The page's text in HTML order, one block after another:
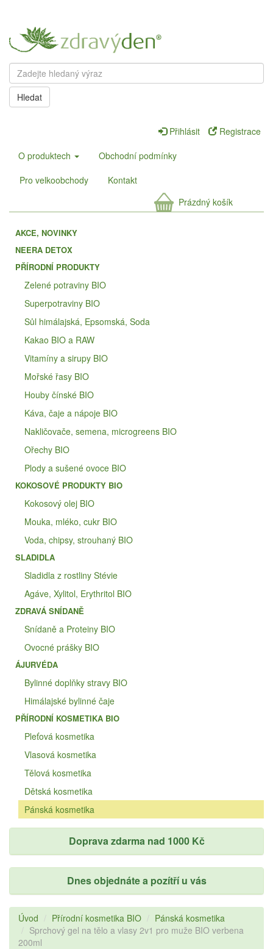
Hledat
Přihlásit
Registrace
O produktech
Obchodní podmínky
Pro velkoobchody
Kontakt
Prázdný košík
AKCE, NOVINKY
NEERA DETOX
PŘÍRODNÍ PRODUKTY
Zelené potraviny BIO
Superpotraviny BIO
Sůl himálajská, Epsomská, Soda
Kakao BIO a RAW
Vitamíny a sirupy BIO
Mořské řasy BIO
Houby čínské BIO
Káva, čaje a nápoje BIO
Nakličovače, semena, microgreens BIO
Ořechy BIO
Plody a sušené ovoce BIO
KOKOSOVÉ PRODUKTY BIO
Kokosový olej BIO
Mouka, mléko, cukr BIO
Voda, chipsy, strouhaný BIO
SLADIDLA
Sladidla z rostliny Stévie
Agáve, Xylitol, Erythritol BIO
ZDRAVÁ SNÍDANĚ
Snídaně a Proteiny BIO
Ovocné prášky BIO
ÁJURVÉDA
Bylinné doplňky stravy BIO
Himálajské bylinné čaje
PŘÍRODNÍ KOSMETIKA BIO
Pleťová kosmetika
Vlasová kosmetika
Tělová kosmetika
Dětská kosmetika
Pánská kosmetika
Doprava zdarma nad 1000 Kč
Dnes objednáte a pozítří u vás
Úvod Přírodní kosmetika BIO
Pánská kosmetika
Sprchový gel na tělo a vlasy 2v1 pro muže BIO verbena
200ml